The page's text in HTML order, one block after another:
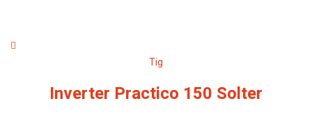
Tig
Inverter Practico 150 Solter